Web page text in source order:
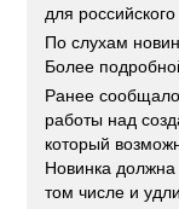
для российского
По слухам
Более
Ранее
работы над
который
Новинка
том числе и